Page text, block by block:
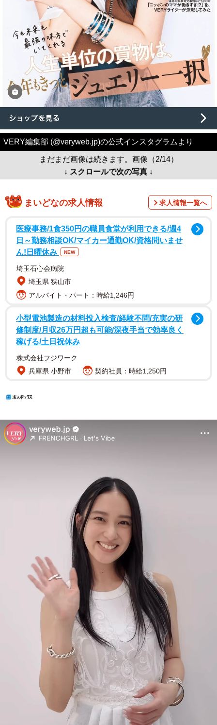
VERY編集部 (@veryweb.jp)の公式インスタグラムより
まだまだ画像は続きます。画像（2/14）
↓ スクロールで次の写真 ↓
まいどなの求人情報 求人情報一覧へ
医療事務/1食350円の職員食堂が利用できる/週4
日～勤務相談OK/マイカー通勤OK/資格問いませ
ん!日曜休み
NEW
埼玉石心会病院
埼玉県 狭山市
アルバイト・パート：時給1,246円
小型電池製造の材料投入検査/経験不問/充実の研
修制度/月収26万円超も可能/深夜手当で効率良く
稼げる/土日祝休み
株式会社フジワーク
兵庫県 小野市
契約社員：時給1,250円